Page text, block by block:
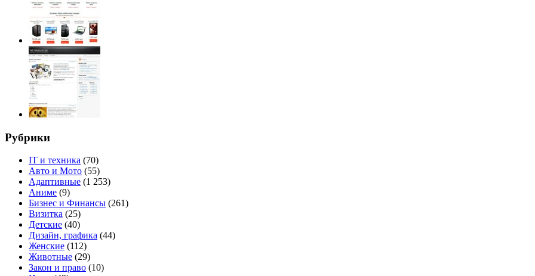
Рубрики
IT и техника (70)
Авто и Мото (55)
Адаптивные (1 253)
Аниме (9)
Бизнес и Финансы (261)
Визитка (25)
Детские (40)
Дизайн, графика (44)
Женские (112)
Животные (29)
Закон и право (10)